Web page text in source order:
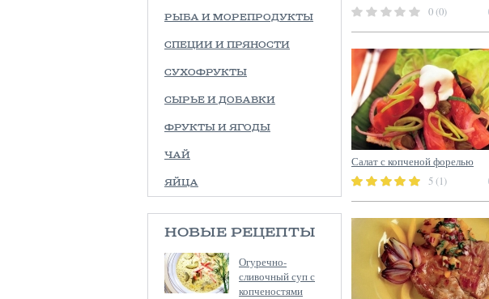
РЫБА И МОРЕПРОДУКТЫ
СПЕЦИИ И ПРЯНОСТИ
СУХОФРУКТЫ
СЫРЬЕ И ДОБАВКИ
ФРУКТЫ И ЯГОДЫ
ЧАЙ
ЯЙЦА
НОВЫЕ РЕЦЕПТЫ
Огуречно-
сливочный суп с
копченостями
0 (0)
Салат с копченой форелью
5 (1)